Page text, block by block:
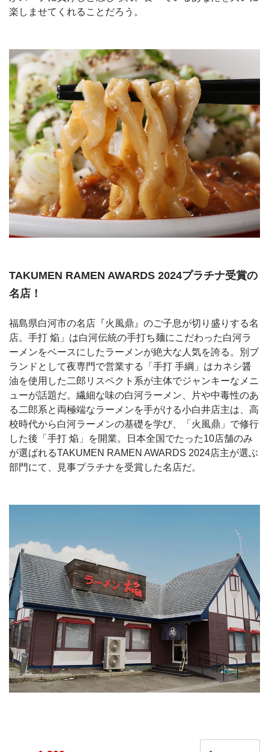
楽しませてくれることだろう。
TAKUMEN RAMEN AWARDS 2024プラチナ受賞の
名店！
福島県白河市の名店『火風鼎』のご子息が切り盛りする名
店。手打 焔」は白河伝統の手打ち麺にこだわった白河ラ
ーメンをベースにしたラーメンが絶大な人気を誇る。別ブ
ランドとして夜専門で営業する「手打 手綱」はカネシ醤
油を使用した二郎リスペクト系が主体でジャンキーなメニ
ューが話題だ。繊細な味の白河ラーメン、片や中毒性のあ
る二郎系と両極端なラーメンを手がける小白井店主は、高
校時代から白河ラーメンの基礎を学び、「火風鼎」で修行
した後「手打 焔」を開業。日本全国でたった10店舗のみ
が選ばれるTAKUMEN RAMEN AWARDS 2024店主が選ぶ
部門にて、見事プラチナを受賞した名店だ。